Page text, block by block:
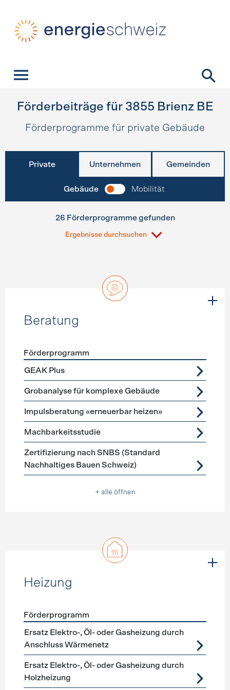
Förderbeiträge für 3855 Brienz BE
Förderprogramme für private Gebäude
Private Unternehmen Gemeinden
Gebäude Mobilität
26 Förderprogramme gefunden
Ergebnisse durchsuchen
Beratung
Förderprogramme
Förderprogramm
GEAK Plus
Grobanalyse für komplexe Gebäude
Impulsberatung «erneuerbar heizen»
Machbarkeitsstudie
Zertifizierung nach SNBS (Standard
Nachhaltiges Bauen Schweiz)
+ alle öffnen
Heizung
Förderprogramme Heizung
Förderprogramm
Ersatz Elektro-, Öl- oder Gasheizung durch
Anschluss Wärmenetz
Ersatz Elektro-, Öl- oder Gasheizung durch
Holzheizung